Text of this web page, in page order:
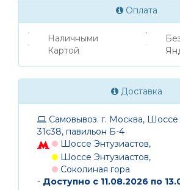
Оплата
Наличными
Картой
Доставка
Самовывоз. г. Москва, Шоссе
31с38, павильон Б-4
Шоссе Энтузиастов,
Шоссе Энтузиастов,
Соколиная гора
- Доступно с 11.08.2026 по